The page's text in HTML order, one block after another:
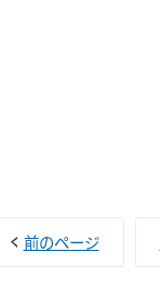
前のページ